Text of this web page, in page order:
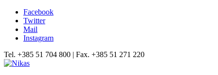
Facebook
Twitter
Mail
Instagram
Tel. +385 51 704 800 | Fax. +385 51 271 220